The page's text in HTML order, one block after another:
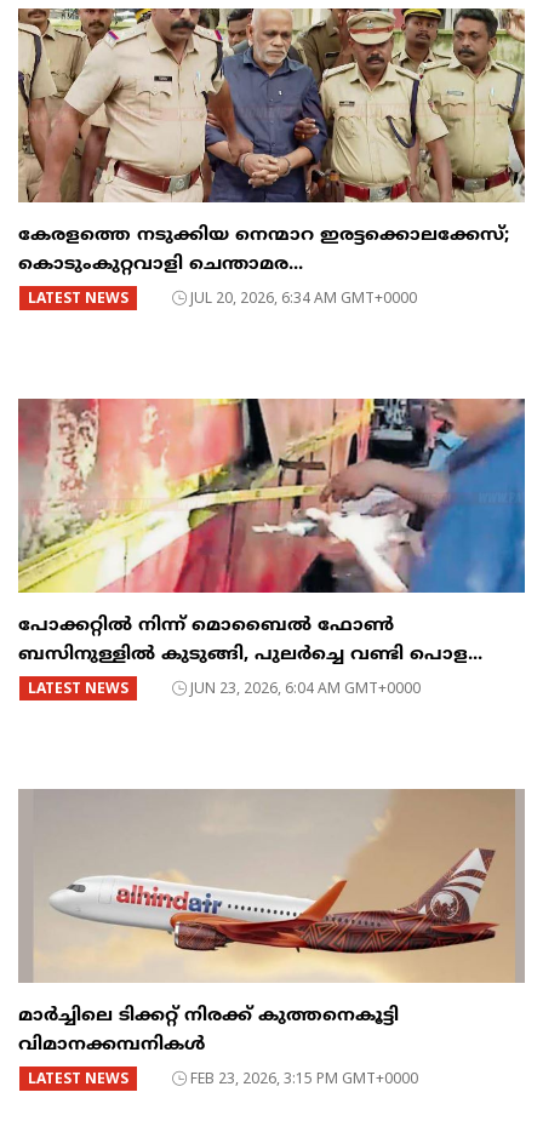
കേരളത്തെ നടുക്കിയ നെന്മാറ ഇരട്ടക്കൊലക്കേസ്;
കൊടുംകുറ്റവാളി ചെന്താമര...
LATEST NEWS JUL 20, 2026, 6:34 AM GMT+0000
പോക്കറ്റിൽ നിന്ന് മൊബൈൽ ഫോൺ
ബസിനുള്ളിൽ കുടുങ്ങി, പുലർച്ചെ വണ്ടി പൊള...
LATEST NEWS JUN 23, 2026, 6:04 AM GMT+0000
മാർച്ചിലെ ടിക്കറ്റ് നിരക്ക് കുത്തനെകൂട്ടി
വിമാനക്കമ്പനികൾ
LATEST NEWS FEB 23, 2026, 3:15 PM GMT+0000